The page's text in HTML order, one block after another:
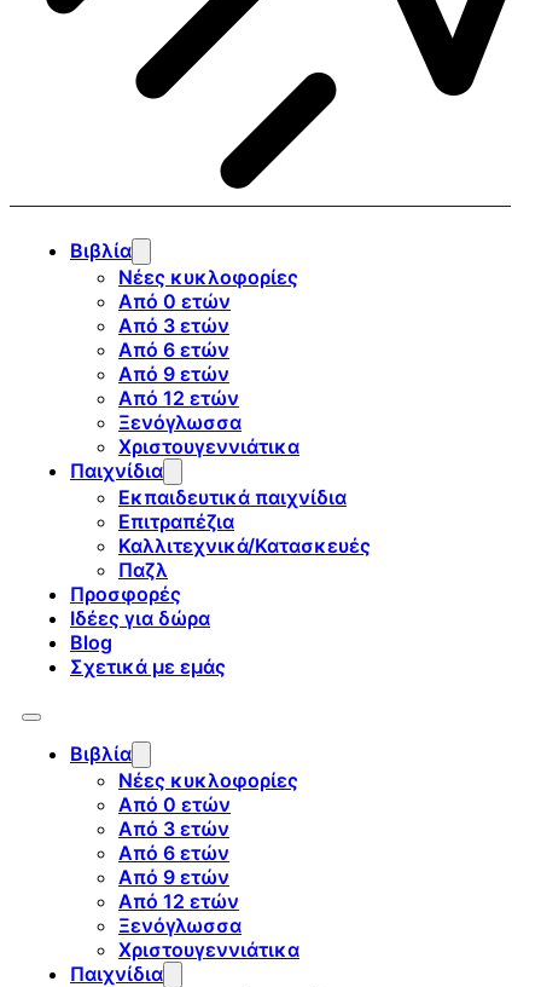
Βιβλία
Νέες κυκλοφορίες
Από 0 ετών
Από 3 ετών
Από 6 ετών
Από 9 ετών
Από 12 ετών
Ξενόγλωσσα
Χριστουγεννιάτικα
Παιχνίδια
Εκπαιδευτικά παιχνίδια
Επιτραπέζια
Καλλιτεχνικά/Κατασκευές
Παζλ
Προσφορές
Ιδέες για δώρα
Blog
Σχετικά με εμάς
Βιβλία
Νέες κυκλοφορίες
Από 0 ετών
Από 3 ετών
Από 6 ετών
Από 9 ετών
Από 12 ετών
Ξενόγλωσσα
Χριστουγεννιάτικα
Παιχνίδια